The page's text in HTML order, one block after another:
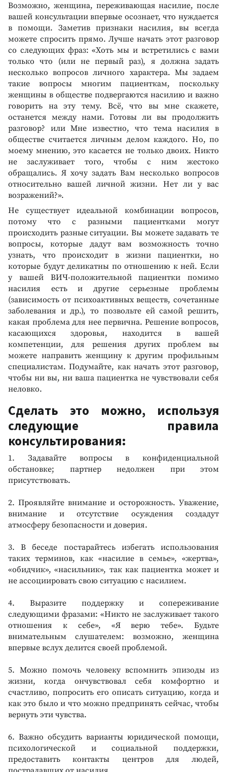
Возможно, женщина, переживающая насилие, после
вашей консультации впервые осознает, что нуждается
в помощи. Заметив признаки насилия, вы всегда
можете спросить прямо. Лучше начать этот разговор
со следующих фраз: «Хоть мы и встретились с вами
только что (или не первый раз), я должна задать
несколько вопросов личного характера. Мы задаем
такие вопросы многим пациенткам, поскольку
женщины в обществе подвергаются насилию и важно
говорить на эту тему. Всё, что вы мне скажете,
останется между нами. Готовы ли вы продолжить
разговор? или Мне известно, что тема насилия в
обществе считается личным делом каждого. Но, по
моему мнению, это касается не только двоих. Никто
не заслуживает того, чтобы с ним жестоко
обращались. Я хочу задать Вам несколько вопросов
относительно вашей личной жизни. Нет ли у вас
возражений?».
Не существует идеальной комбинации вопросов,
потому что с разными пациентками могут
происходить разные ситуации. Вы можете задавать те
вопросы, которые дадут вам возможность точно
узнать, что происходит в жизни пациентки, но
которые будут деликатны по отношению к ней. Если
у вашей ВИЧ-положительной пациентки помимо
насилия есть и другие серьезные проблемы
(зависимость от психоактивных веществ, сочетанные
заболевания и др.), то позвольте ей самой решить,
какая проблема для нее первична. Решение вопросов,
касающихся здоровья, находится в вашей
компетенции, для решения других проблем вы
можете направить женщину к другим профильным
специалистам. Подумайте, как начать этот разговор,
чтобы ни вы, ни ваша пациентка не чувствовали себя
неловко.
Сделать это можно, используя
следующие правила
консультирования:
1. Задавайте вопросы в конфиденциальной
обстановке; партнер недолжен при этом
присутствовать.
2. Проявляйте внимание и осторожность. Уважение,
внимание и отсутствие осуждения создадут
атмосферу безопасности и доверия.
3. В беседе постарайтесь избегать использования
таких терминов, как «насилие в семье», «жертва»,
«обидчик», «насильник», так как пациентка может и
не ассоциировать свою ситуацию с насилием.
4. Выразите поддержку и сопереживание
следующими фразами: «Никто не заслуживает такого
отношения к себе», «Я верю тебе». Будьте
внимательным слушателем: возможно, женщина
впервые вслух делится своей проблемой.
5. Можно помочь человеку вспомнить эпизоды из
жизни, когда ончувствовал себя комфортно и
счастливо, попросить его описать ситуацию, когда и
как это было и что можно предпринять сейчас, чтобы
вернуть эти чувства.
6. Важно обсудить варианты юридической помощи,
психологической и социальной поддержки,
предоставить контакты центров для людей,